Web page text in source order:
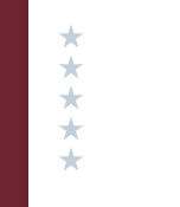
Valutazione